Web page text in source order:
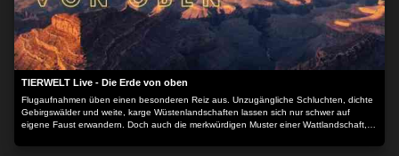
TIERWELT Live - Die Erde von oben
Flugaufnahmen üben einen besonderen Reiz aus. Unzugängliche Schluchten, dichte
Gebirgswälder und weite, karge Wüstenlandschaften lassen sich nur schwer auf
eigene Faust erwandern. Doch auch die merkwürdigen Muster einer Wattlandschaft,
Gesteinsformationen werden erst durch einen Blick von oben erkennbar. "Die Erde